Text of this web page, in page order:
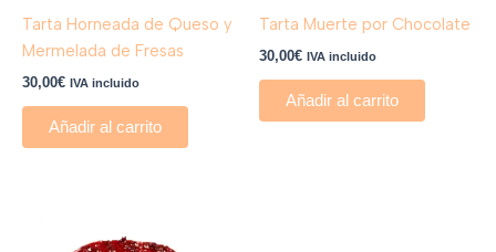
Tarta Horneada de Queso y
Mermelada de Fresas
30,00€ IVA incluido
Añadir al carrito
Tarta Muerte por Chocolate
30,00€ IVA incluido
Añadir al carrito